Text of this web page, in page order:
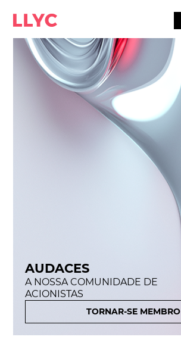
AUDACES
A NOSSA COMUNIDADE DE
ACIONISTAS
TORNAR-SE MEMBRO